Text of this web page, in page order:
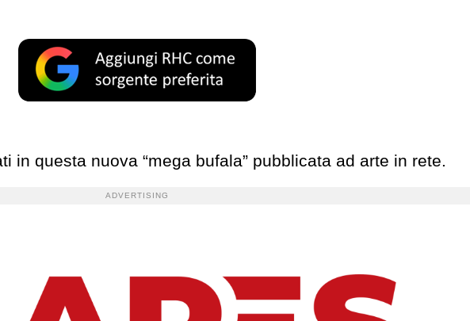
in questa nuova “mega bufala” pubblicata ad arte in rete.
ADVERTISING